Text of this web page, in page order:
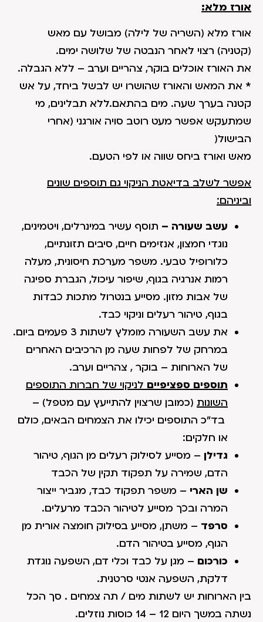
אורז מלא:
אורז מלא (השריה של לילה) מבושל עם מאש
(קטניה) רצוי לאחר הנבטה של שלושה ימים.
את האורז אוכלים בוקר, צהריים וערב – ללא הגבלה.
* את המאש והאורז שהושרו יש לבשל ביחד, על אש
קטנה בערך שעה. מים בהתאם.ללא תבלינים, מי
שמתעקש אפשר מעט רוטב סויה אורגני (אחרי
הבישול(
מאש ואורז ביחס שווה או לפי הטעם.
אפשר לשלב בדיאטת הניקוי גם תוספים שונים
וביניהם:
עשב שעורה – תוסף עשיר במינרלים, ויטמינים,
נוגדי חמצון, אנזימים חיים, סיבים תזונתיים,
כלורופיל טבעי. משפר מערכת חיסונית, מעלה
רמות אנרגיה בגוף, שיפור עיכול, הגברת ספיגה
של אבות מזון. מסייע בנטרול מתכות כבדות
בגוף, טיהור רעלים וניקוי כבד.
את עשב השעורה מומלץ לשתות 3 פעמים ביום.
במרחק של לפחות שעה מן הרכיבים האחרים
של הארוחות – בוקר , צהריים וערב.
תוספים ספציפיים לניקוי של חברות התוספים
השונות (כמובן שרצוין להתייעץ עם מטפל) –
בד"כ התוספים יכילו את הצמחים הבאים, כולם
או חלקים:
גדילן – מסייע לסילוק רעלים מן הגוף, טיהור
הדם, שמירה על תפקוד תקין של הכבד
שן הארי – משפר תפקוד כבד, מגביר ייצור
המרה ובכך מסייע לטיהור הכבד מרעלים.
סרפד – משתן, מסייע בסילוק חומצה אורית מן
הגוף, מסייע בטיהור הדם.
כורכום – מגן על כבד וכלי דם, השפעה נוגדת
דלקת, השפעה אנטי סרטנית.
בין הארוחות יש לשתות מים / תה צמחים . סך הכל
נשתה במשך היום 12 – 14 כוסות נוזלים.